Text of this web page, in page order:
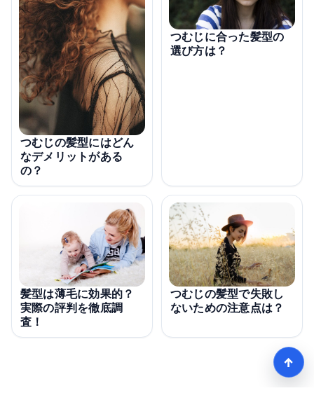
つむじの髪型にはどん
なデメリットがある
の？
つむじに合った髪型の
選び方は？
髪型は薄毛に効果的？
実際の評判を徹底調
査！
つむじの髪型で失敗し
ないための注意点は？
↑